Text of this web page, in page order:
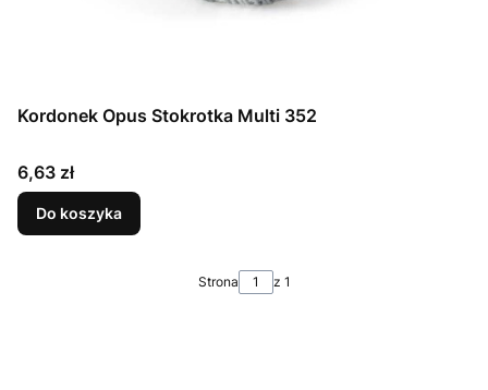
Kordonek Opus Stokrotka Multi 352
Cena
6,63 zł
Do koszyka
Strona z 1